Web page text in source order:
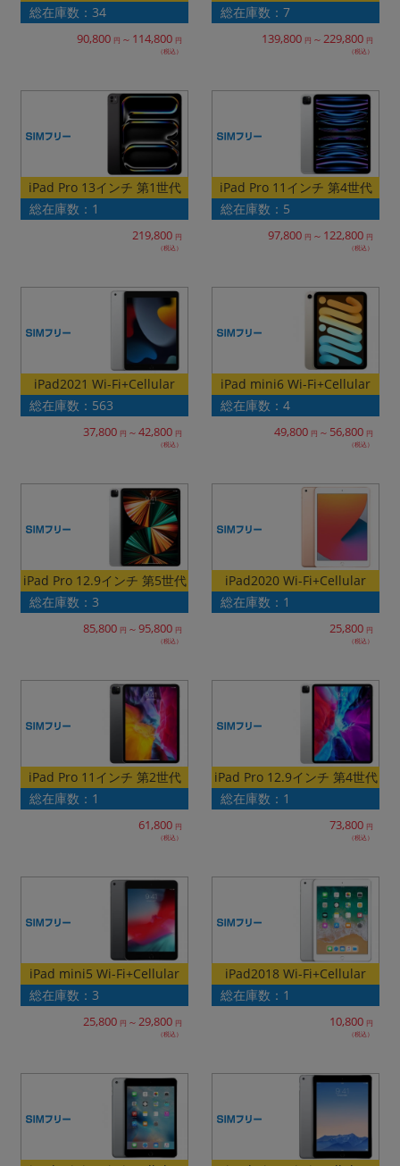
総在庫数：34
90,800 円 ～ 114,800 円
（税込）
総在庫数：7
139,800 円 ～ 229,800 円
（税込）
iPad Pro 13インチ 第1世代
総在庫数：1
219,800 円
（税込）
iPad Pro 11インチ 第4世代
総在庫数：5
97,800 円 ～ 122,800 円
（税込）
iPad2021 Wi-Fi+Cellular
総在庫数：563
37,800 円 ～ 42,800 円
（税込）
iPad mini6 Wi-Fi+Cellular
総在庫数：4
49,800 円 ～ 56,800 円
（税込）
iPad Pro 12.9インチ 第5世代
総在庫数：3
85,800 円 ～ 95,800 円
（税込）
iPad2020 Wi-Fi+Cellular
総在庫数：1
25,800 円
（税込）
iPad Pro 11インチ 第2世代
総在庫数：1
61,800 円
（税込）
iPad Pro 12.9インチ 第4世代
総在庫数：1
73,800 円
（税込）
iPad mini5 Wi-Fi+Cellular
総在庫数：3
25,800 円 ～ 29,800 円
（税込）
iPad2018 Wi-Fi+Cellular
総在庫数：1
10,800 円
（税込）
価格
円
発売日
年
年
各項目のチェックボックスは「or検索」となります。
ただし機能別のみ「and検索」となります。